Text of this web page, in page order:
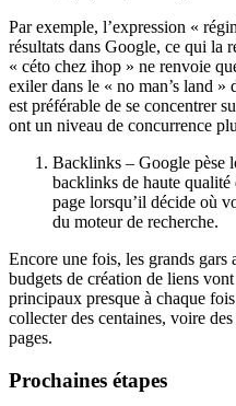
Par exemple, l’expression «
résultats dans Google, ce qui la
« céto chez ihop » ne renvoie
exiler dans le « no man’s land »
est préférable de se concentrer
ont un niveau de concurrence
Backlinks – Google pèse
backlinks de haute
page lorsqu’il décide où
du moteur de recherche.
Encore une fois, les grands gars
budgets de création de liens
principaux presque à chaque
collecter des centaines, voire
pages.
Prochaines étapes